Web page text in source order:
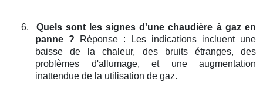
6.
Quels sont les signes d'une chaudière à gaz en
panne ? Réponse : Les indications incluent une
baisse de la chaleur, des bruits étranges, des
problèmes d'allumage, et une augmentation
inattendue de la utilisation de gaz.